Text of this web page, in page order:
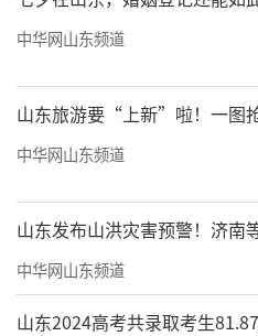
中华网山东频道
山东旅游要“上新”啦！一图
中华网山东频道
山东发布山洪灾害预警！济南
中华网山东频道
山东2024高考共录取考生